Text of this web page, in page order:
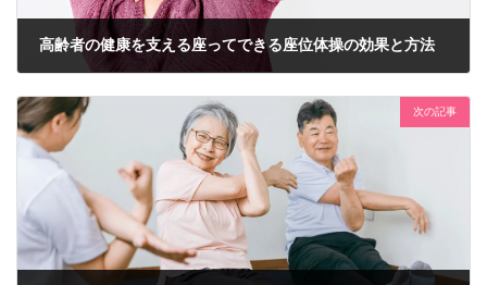
高齢者の健康を支える座ってできる座位体操の効果と方法
次の記事